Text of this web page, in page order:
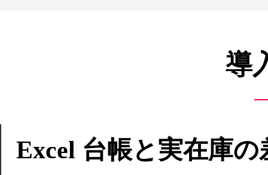
導
Excel 台帳と実在庫